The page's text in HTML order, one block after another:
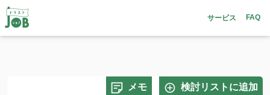
サービス FAQ
メモ 検討リストに追加